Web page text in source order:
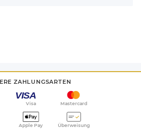
ZAHLUNGSARTEN
Visa Mastercard
Apple Pay Überweisung